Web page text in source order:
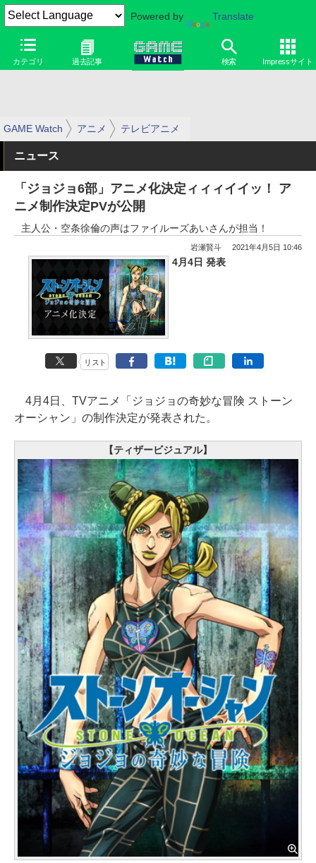
Powered by Translate
カテゴリ 過去記事 検索 Impressサイト
GAME Watch アニメ テレビアニメ
ニュース
「ジョジョ6部」アニメ化決定ィィィイイッ！ ア
ニメ制作決定PVが公開
主人公・空条徐倫の声はファイルーズあいさんが担当！
岩瀬賢斗 2021年4月5日 10:46
4月4日 発表
リスト
4月4日、TVアニメ「ジョジョの奇妙な冒険 ストーン
オーシャン」の制作決定が発表された。
【ティザービジュアル】